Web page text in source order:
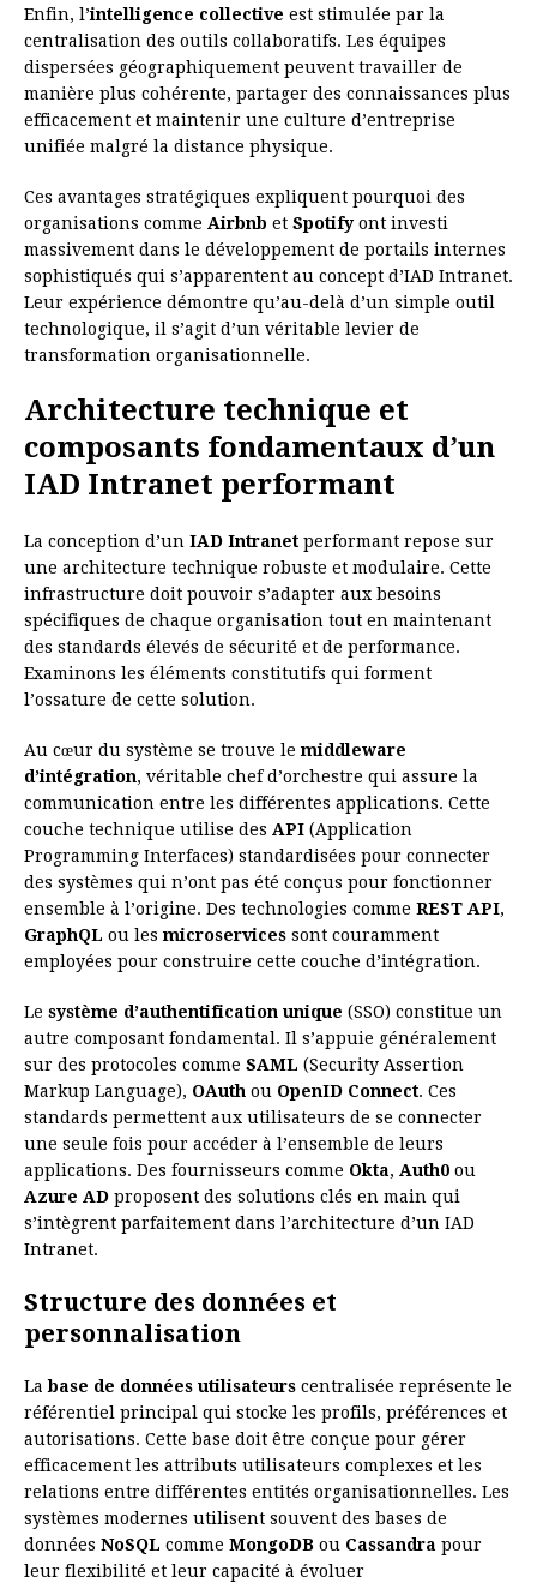
Enfin, l’intelligence collective est stimulée par la
centralisation des outils collaboratifs. Les équipes
dispersées géographiquement peuvent travailler de
manière plus cohérente, partager des connaissances plus
efficacement et maintenir une culture d’entreprise
unifiée malgré la distance physique.
Ces avantages stratégiques expliquent pourquoi des
organisations comme Airbnb et Spotifyont investi
massivement dans le développement de portails internes
sophistiqués qui s’apparentent au concept d’IAD Intranet.
Leur expérience démontre qu’au-delà d’un simple outil
technologique, il s’agit d’un véritable levier de
transformation organisationnelle.
Architecture technique et
composants fondamentaux d’un
IAD Intranet performant
La conception d’un IAD Intranet performant repose sur
une architecture technique robuste et modulaire. Cette
infrastructure doit pouvoir s’adapter aux besoins
spécifiques de chaque organisation tout en maintenant
des standards élevés de sécurité et de performance.
Examinons les éléments constitutifs qui forment
l’ossature de cette solution.
Au cœur du système se trouve lemiddleware
d’intégration, véritable chef d’orchestre qui assure la
communication entre les différentes applications. Cette
couche technique utilise des API (Application
Programming Interfaces) standardisées pour connecter
des systèmes qui n’ont pas été conçus pour fonctionner
ensemble à l’origine. Des technologies comme REST API,
GraphQL ou lesmicroservices sont couramment
employées pour construire cette couche d’intégration.
Le système d’authentification unique (SSO) constitue un
autre composant fondamental. Il s’appuie généralement
sur des protocoles comme SAML (Security Assertion
Markup Language), OAuth ou OpenID Connect. Ces
standards permettent aux utilisateurs de se connecter
une seule fois pour accéder à l’ensemble de leurs
applications. Des fournisseurs comme Okta, Auth0 ou
Azure AD proposent des solutions clés en main qui
s’intègrent parfaitement dans l’architecture d’un IAD
Intranet.
Structure des données et
personnalisation
Labase de données utilisateurs centralisée représente le
référentiel principal qui stocke les profils, préférences et
autorisations. Cette base doit être conçue pour gérer
efficacement les attributs utilisateurs complexes et les
relations entre différentes entités organisationnelles. Les
systèmes modernes utilisent souvent des bases de
données NoSQL comme MongoDB ou Cassandra pour
leur flexibilité et leur capacité à évoluer